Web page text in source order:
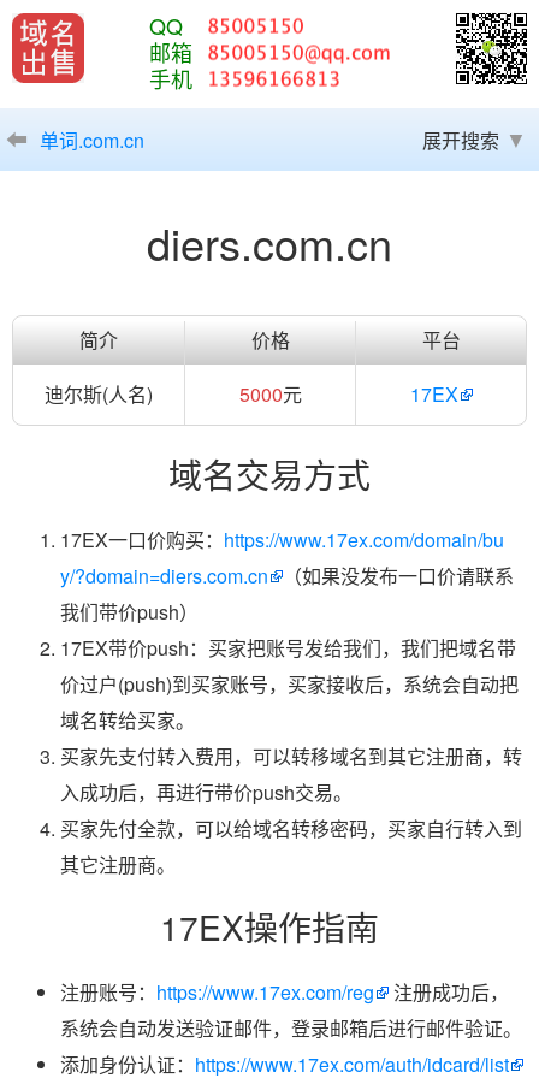
QQ
邮箱
手机
单词.com.cn 展开搜索
diers.com.cn
简介 价格
平台
迪尔斯(人名)
5000元 17EX
域名交易方式
17EX一口价购买： https://www.17ex.com/domain/bu
y/?domain=diers.com.cn
（如果没发布一口价请联系
我们带价push）
17EX带价push：买家把账号发给我们，我们把域名带
价过户(push)到买家账号，买家接收后，系统会自动把
域名转给买家。
买家先支付转入费用，可以转移域名到其它注册商，转
入成功后，再进行带价push交易。
买家先付全款，可以给域名转移密码，买家自行转入到
其它注册商。
17EX操作指南
注册账号： https://www.17ex.com/reg
注册成功后，
系统会自动发送验证邮件，登录邮箱后进行邮件验证。
添加身份认证： https://www.17ex.com/auth/idcard/list